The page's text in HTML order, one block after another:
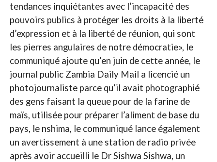
tendances inquiétantes avec l’incapacité des
pouvoirs publics à protéger les droits à la liberté
d’expression et à la liberté de réunion, qui sont
les pierres angulaires de notre démocratie», le
communiqué ajoute qu’en juin de cette année, le
journal public Zambia Daily Mail a licencié un
photojournaliste parce qu’il avait photographié
des gens faisant la queue pour de la farine de
maïs, utilisée pour préparer l’aliment de base du
pays, le nshima, le communiqué lance également
un avertissement à une station de radio privée
après avoir accueilli le Dr Sishwa Sishwa, un